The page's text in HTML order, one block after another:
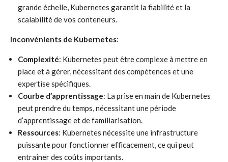
grande échelle, Kubernetes garantit la fiabilité et la
scalabilité de vos conteneurs.
Inconvénients de Kubernetes:
Complexité: Kubernetes peut être complexe à mettre en
place et à gérer, nécessitant des compétences et une
expertise spécifiques.
Courbe d’apprentissage: La prise en main de Kubernetes
peut prendre du temps, nécessitant une période
d’apprentissage et de familiarisation.
Ressources: Kubernetes nécessite une infrastructure
puissante pour fonctionner efficacement, ce qui peut
entraîner des coûts importants.